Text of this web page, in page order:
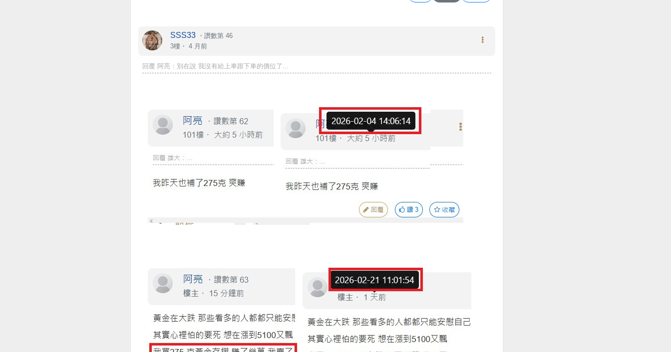
SSS33 ・讚數第 46
3樓・4 月前
回覆 阿亮：別在說 我沒有給上車跟下車的價位了...